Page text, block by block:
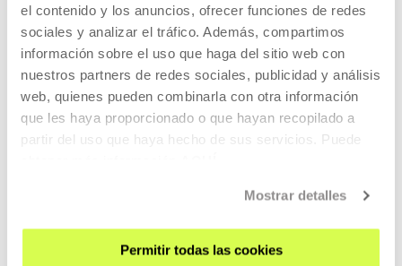
el contenido y los anuncios, ofrecer funciones de redes
sociales y analizar el tráfico. Además, compartimos
información sobre el uso que haga del sitio web con
nuestros partners de redes sociales, publicidad y análisis
web, quienes pueden combinarla con otra información
que les haya proporcionado o que hayan recopilado a
partir del uso que haya hecho de sus servicios. Puede
Mostrar detalles
Permitir todas las cookies
VISÍTANOS
CÓMO LLEGAR
VISITAS GUIADAS
PLANO DEL EDIFICIO